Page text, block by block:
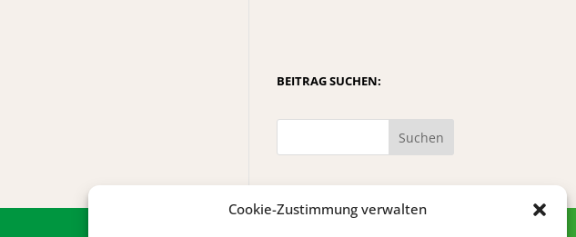
Cookie-Zustimmung verwalten
BEITRAG SUCHEN:
Suchen